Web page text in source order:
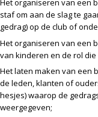
Het organiseren van een
staf om aan de slag te
gedrag) op de club of
Het organiseren van een
van kinderen en de rol
Het laten maken van een
de leden, klanten of
hesjes) waarop de
weergegeven;